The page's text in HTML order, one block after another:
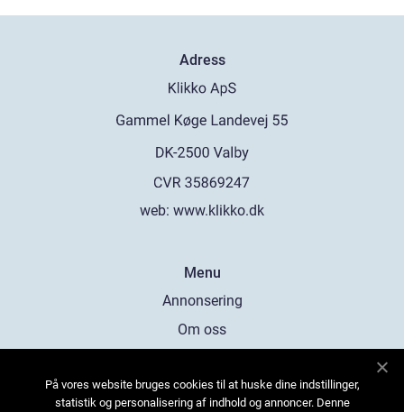
Adress
web: www.klikko.dk
Menu
Annonsering
Om oss
Kontakta oss
På vores website bruges cookies til at huske dine indstillinger,
statistik og personalisering af indhold og annoncer. Denne